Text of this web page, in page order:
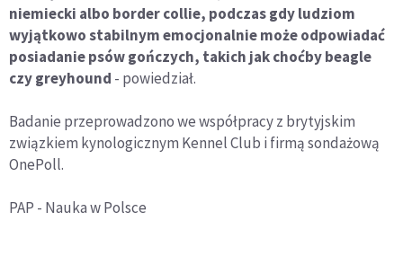
niemiecki albo border collie, podczas gdy ludziom
wyjątkowo stabilnym emocjonalnie może odpowiadać
posiadanie psów gończych, takich jak choćby beagle
czy greyhound - powiedział.
Badanie przeprowadzono we współpracy z brytyjskim
związkiem kynologicznym Kennel Club i firmą sondażową
OnePoll.
PAP - Nauka w Polsce